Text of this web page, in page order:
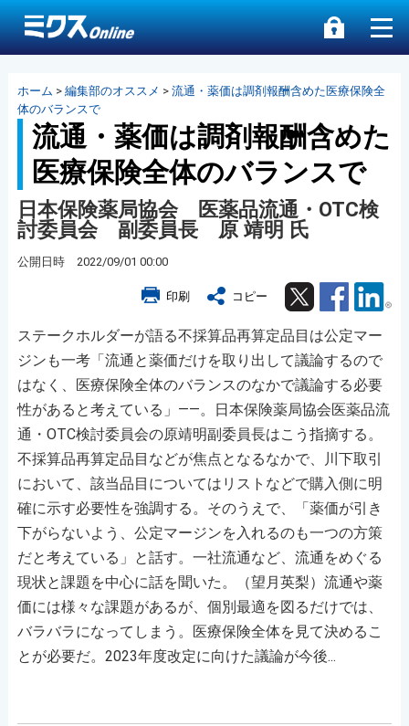
ホーム > 編集部のオススメ > 流通・薬価は調剤報酬含めた医療保険全
体のバランスで
流通・薬価は調剤報酬含めた
医療保険全体のバランスで
日本保険薬局協会 医薬品流通・OTC検
討委員会 副委員長 原 靖明 氏
公開日時 2022/09/01 00:00
印刷 コピー Twitter Facebook
ステークホルダーが語る不採算品再算定品目は公定マー
ジンも一考「流通と薬価だけを取り出して議論するので
はなく、医療保険全体のバランスのなかで議論する必要
性があると考えている」――。日本保険薬局協会医薬品流
通・OTC検討委員会の原靖明副委員長はこう指摘する。
不採算品再算定品目などが焦点となるなかで、川下取引
において、該当品目についてはリストなどで購入側に明
確に示す必要性を強調する。そのうえで、「薬価が引き
下がらないよう、公定マージンを入れるのも一つの方策
だと考えている」と話す。一社流通など、流通をめぐる
現状と課題を中心に話を聞いた。（望月英梨）流通や薬
価には様々な課題があるが、個別最適を図るだけでは、
バラバラになってしまう。医療保険全体を見て決めるこ
とが必要だ。2023年度改定に向けた議論が今後...